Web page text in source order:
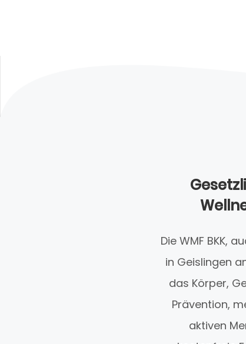
Die WMF BKK,
in Geislingen
das Körper,
Prävention,
aktiven